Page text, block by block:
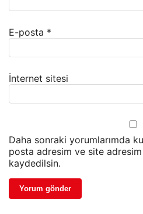
E-posta *
İnternet sitesi
Daha sonraki yorumlarımda
posta adresim ve site adresim
kaydedilsin.